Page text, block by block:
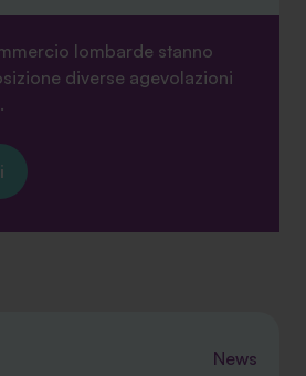
lombarde stanno
diverse agevolazioni
News